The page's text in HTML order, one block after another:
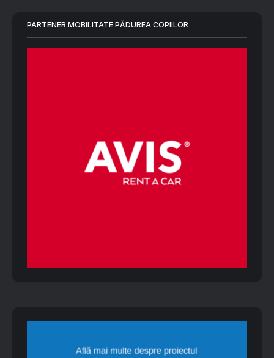
PARTENER MOBILITATE PĂDUREA COPIILOR